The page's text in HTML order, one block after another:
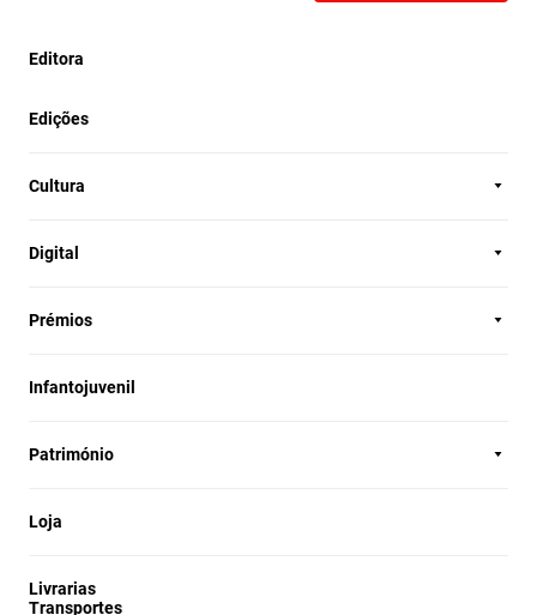
Editora
Edições
Cultura
Digital
Prémios
Infantojuvenil
Património
Loja
Livrarias
Transportes